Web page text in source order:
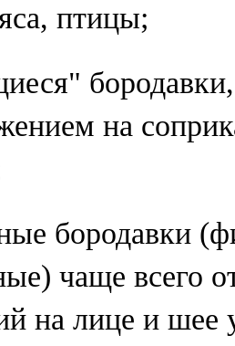
птицы;
на
бородавки
чаще всего
на лице и